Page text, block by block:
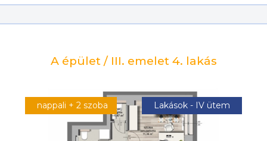
A épület / III. emelet 4. lakás
nappali + 2 szoba Lakások - IV ütem